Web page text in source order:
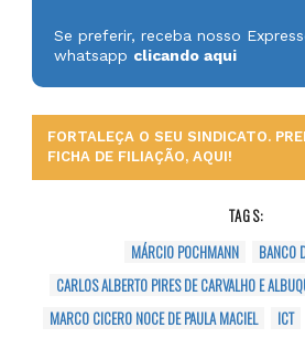
Se preferir, receba nosso
whatsapp clicando aqui
FORTALEÇA O SEU SINDICATO.
FICHA DE FILIAÇÃO, AQUI!
TAGS:
MÁRCIO POCHMANN
BANCO
CARLOS ALBERTO PIRES DE CARVALHO E
MARCO CICERO NOCE DE PAULA MACIEL
ICT